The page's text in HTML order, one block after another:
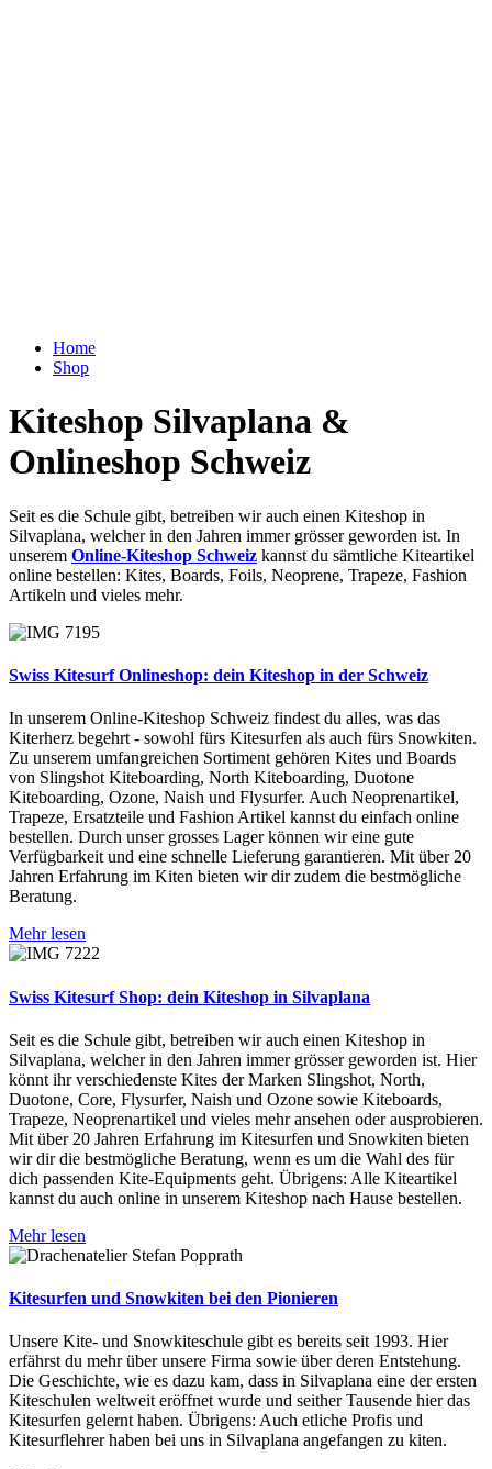
Home
Shop
Kiteshop Silvaplana &
Onlineshop Schweiz
Seit es die Schule gibt, betreiben wir auch einen Kiteshop in
Silvaplana, welcher in den Jahren immer grösser geworden ist. In
unserem Online-Kiteshop Schweiz kannst du sämtliche Kiteartikel
online bestellen: Kites, Boards, Foils, Neoprene, Trapeze, Fashion
Artikeln und vieles mehr.
Swiss Kitesurf Onlineshop: dein Kiteshop in der Schweiz
In unserem Online-Kiteshop Schweiz findest du alles, was das
Kiterherz begehrt - sowohl fürs Kitesurfen als auch fürs Snowkiten.
Zu unserem umfangreichen Sortiment gehören Kites und Boards
von Slingshot Kiteboarding, North Kiteboarding, Duotone
Kiteboarding, Ozone, Naish und Flysurfer. Auch Neoprenartikel,
Trapeze, Ersatzteile und Fashion Artikel kannst du einfach online
bestellen. Durch unser grosses Lager können wir eine gute
Verfügbarkeit und eine schnelle Lieferung garantieren. Mit über 20
Jahren Erfahrung im Kiten bieten wir dir zudem die bestmögliche
Beratung.
Mehr lesen
Swiss Kitesurf Shop: dein Kiteshop in Silvaplana
Seit es die Schule gibt, betreiben wir auch einen Kiteshop in
Silvaplana, welcher in den Jahren immer grösser geworden ist. Hier
könnt ihr verschiedenste Kites der Marken Slingshot, North,
Duotone, Core, Flysurfer, Naish und Ozone sowie Kiteboards,
Trapeze, Neoprenartikel und vieles mehr ansehen oder ausprobieren.
Mit über 20 Jahren Erfahrung im Kitesurfen und Snowkiten bieten
wir dir die bestmögliche Beratung, wenn es um die Wahl des für
dich passenden Kite-Equipments geht. Übrigens: Alle Kiteartikel
kannst du auch online in unserem Kiteshop nach Hause bestellen.
Mehr lesen
Kitesurfen und Snowkiten bei den Pionieren
Unsere Kite- und Snowkiteschule gibt es bereits seit 1993. Hier
erfährst du mehr über unsere Firma sowie über deren Entstehung.
Die Geschichte, wie es dazu kam, dass in Silvaplana eine der ersten
Kiteschulen weltweit eröffnet wurde und seither Tausende hier das
Kitesurfen gelernt haben. Übrigens: Auch etliche Profis und
Kitesurflehrer haben bei uns in Silvaplana angefangen zu kiten.